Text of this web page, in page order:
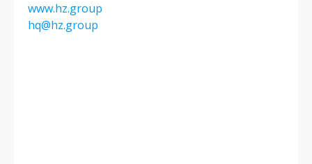
www.hz.group
hq@hz.group